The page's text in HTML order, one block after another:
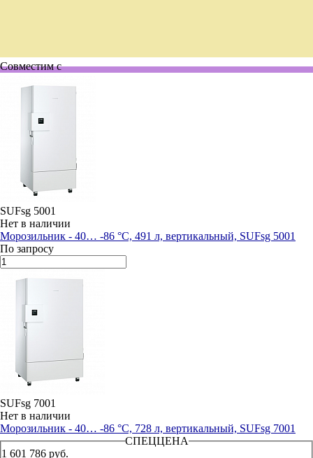
Совместим с
SUFsg 5001
Нет в наличии
Морозильник - 40… -86 °С, 491 л, вертикальный, SUFsg 5001
По запросу
SUFsg 7001
Нет в наличии
Морозильник - 40… -86 °С, 728 л, вертикальный, SUFsg 7001
СПЕЦЦЕНА
1 601 786 руб.